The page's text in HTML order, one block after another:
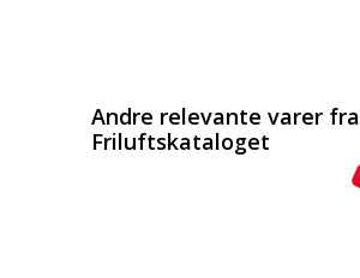
Andre relevante varer fra
Friluftskataloget